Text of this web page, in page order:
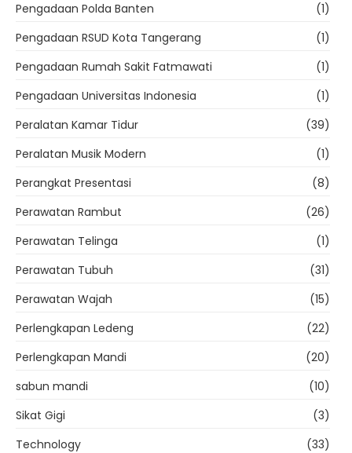
Pengadaan Polda Banten
(1)
Pengadaan RSUD Kota Tangerang
(1)
Pengadaan Rumah Sakit Fatmawati
(1)
Pengadaan Universitas Indonesia
(1)
Peralatan Kamar Tidur
(39)
Peralatan Musik Modern
(1)
Perangkat Presentasi
(8)
Perawatan Rambut
(26)
Perawatan Telinga
(1)
Perawatan Tubuh
(31)
Perawatan Wajah
(15)
Perlengkapan Ledeng
(22)
Perlengkapan Mandi
(20)
sabun mandi
(10)
Sikat Gigi
(3)
Technology
(33)